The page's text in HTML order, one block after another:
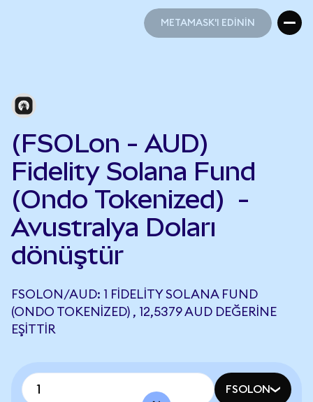
METAMASK'I EDİNİN
(FSOLon - AUD)
Fidelity Solana Fund
(Ondo Tokenized) -
Avustralya Doları
dönüştür
FSOLON/AUD: 1 FIDELITY SOLANA FUND
(ONDO TOKENIZED) , 12,5379 AUD DEĞERINE
EŞITTIR
FSOLON